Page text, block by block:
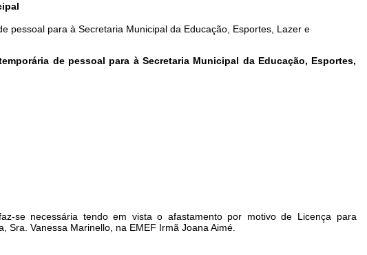
pessoal para à Secretaria Municipal da Educação, Esportes, Lazer e
de pessoal para à Secretaria Municipal da Educação, Esportes,
se necessária tendo em vista o afastamento por motivo de Licença para
Sra. Vanessa Marinello, na EMEF Irmã Joana Aimé.